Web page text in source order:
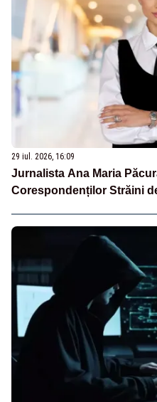
29 iul. 2026, 16:09
Jurnalista Ana Maria
Corespondenților Străini